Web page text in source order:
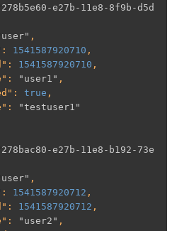
e27b-11e8-8f9b-d5d
,
1541587920710 ,
": 1541587920710 ,
": "user1" ,
": true ,
":
"testuser1"
e27b-11e8-b192-73e
,
1541587920712 ,
": 1541587920712 ,
": "user2" ,